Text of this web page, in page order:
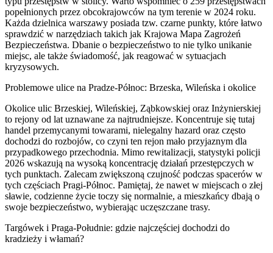
popełnionych przez obcokrajowców na tym terenie w 2024 roku.
Każda dzielnica warszawy posiada tzw. czarne punkty, które łatwo
sprawdzić w narzędziach takich jak Krajowa Mapa Zagrożeń
Bezpieczeństwa. Dbanie o bezpieczeństwo to nie tylko unikanie
miejsc, ale także świadomość, jak reagować w sytuacjach
kryzysowych.
Problemowe ulice na Pradze-Północ: Brzeska, Wileńska i okolice
Okolice ulic Brzeskiej, Wileńskiej, Ząbkowskiej oraz Inżynierskiej
to rejony od lat uznawane za najtrudniejsze. Koncentruje się tutaj
handel przemycanymi towarami, nielegalny hazard oraz często
dochodzi do rozbojów, co czyni ten rejon mało przyjaznym dla
przypadkowego przechodnia. Mimo rewitalizacji, statystyki policji
2026 wskazują na wysoką koncentrację działań przestępczych w
tych punktach. Zalecam zwiększoną czujność podczas spacerów w
tych częściach Pragi-Północ. Pamiętaj, że nawet w miejscach o złej
sławie, codzienne życie toczy się normalnie, a mieszkańcy dbają o
swoje bezpieczeństwo, wybierając uczęszczane trasy.
Targówek i Praga-Południe: gdzie najczęściej dochodzi do
kradzieży i włamań?